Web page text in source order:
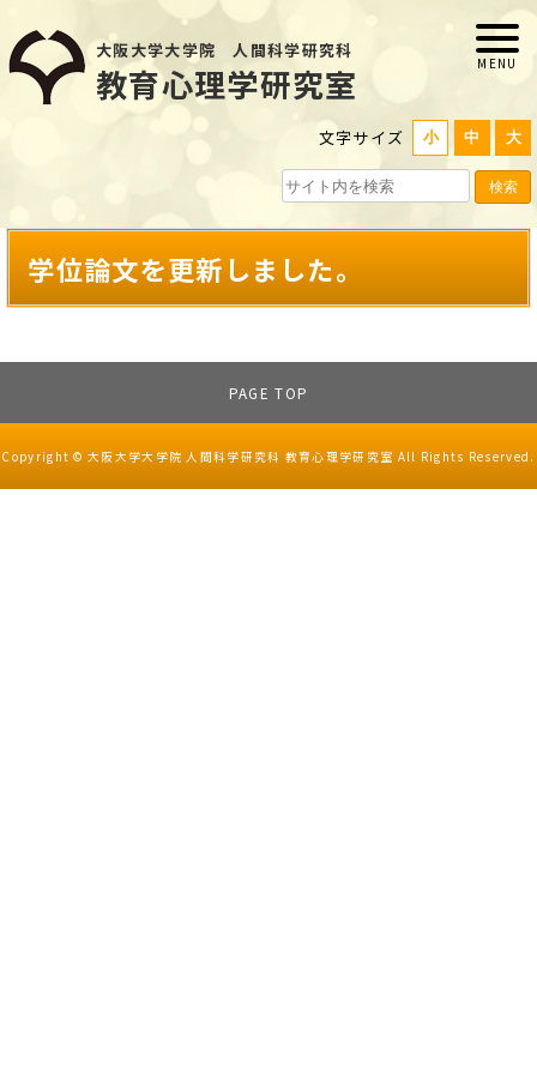
大阪大学大学院 人間科学研究科
教育心理学研究室
検索
文字サイズ 小 中 大
学位論文を更新しました。
PAGE TOP
Copyright © 大阪大学大学院 人間科学研究科 教育心理学研究室 All Rights Reserved.